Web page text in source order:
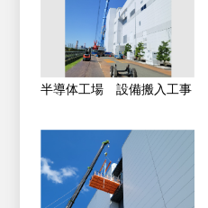
半導体工場 設備搬入工事